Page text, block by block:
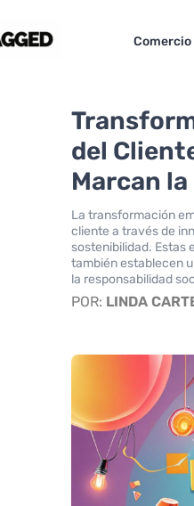
del
Marcan
La transformación
cliente a través de
sostenibilidad. Estas
también establecen
la responsabilidad
POR: LINDA